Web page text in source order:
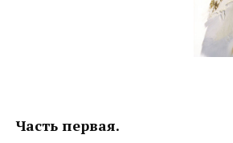
Часть первая.